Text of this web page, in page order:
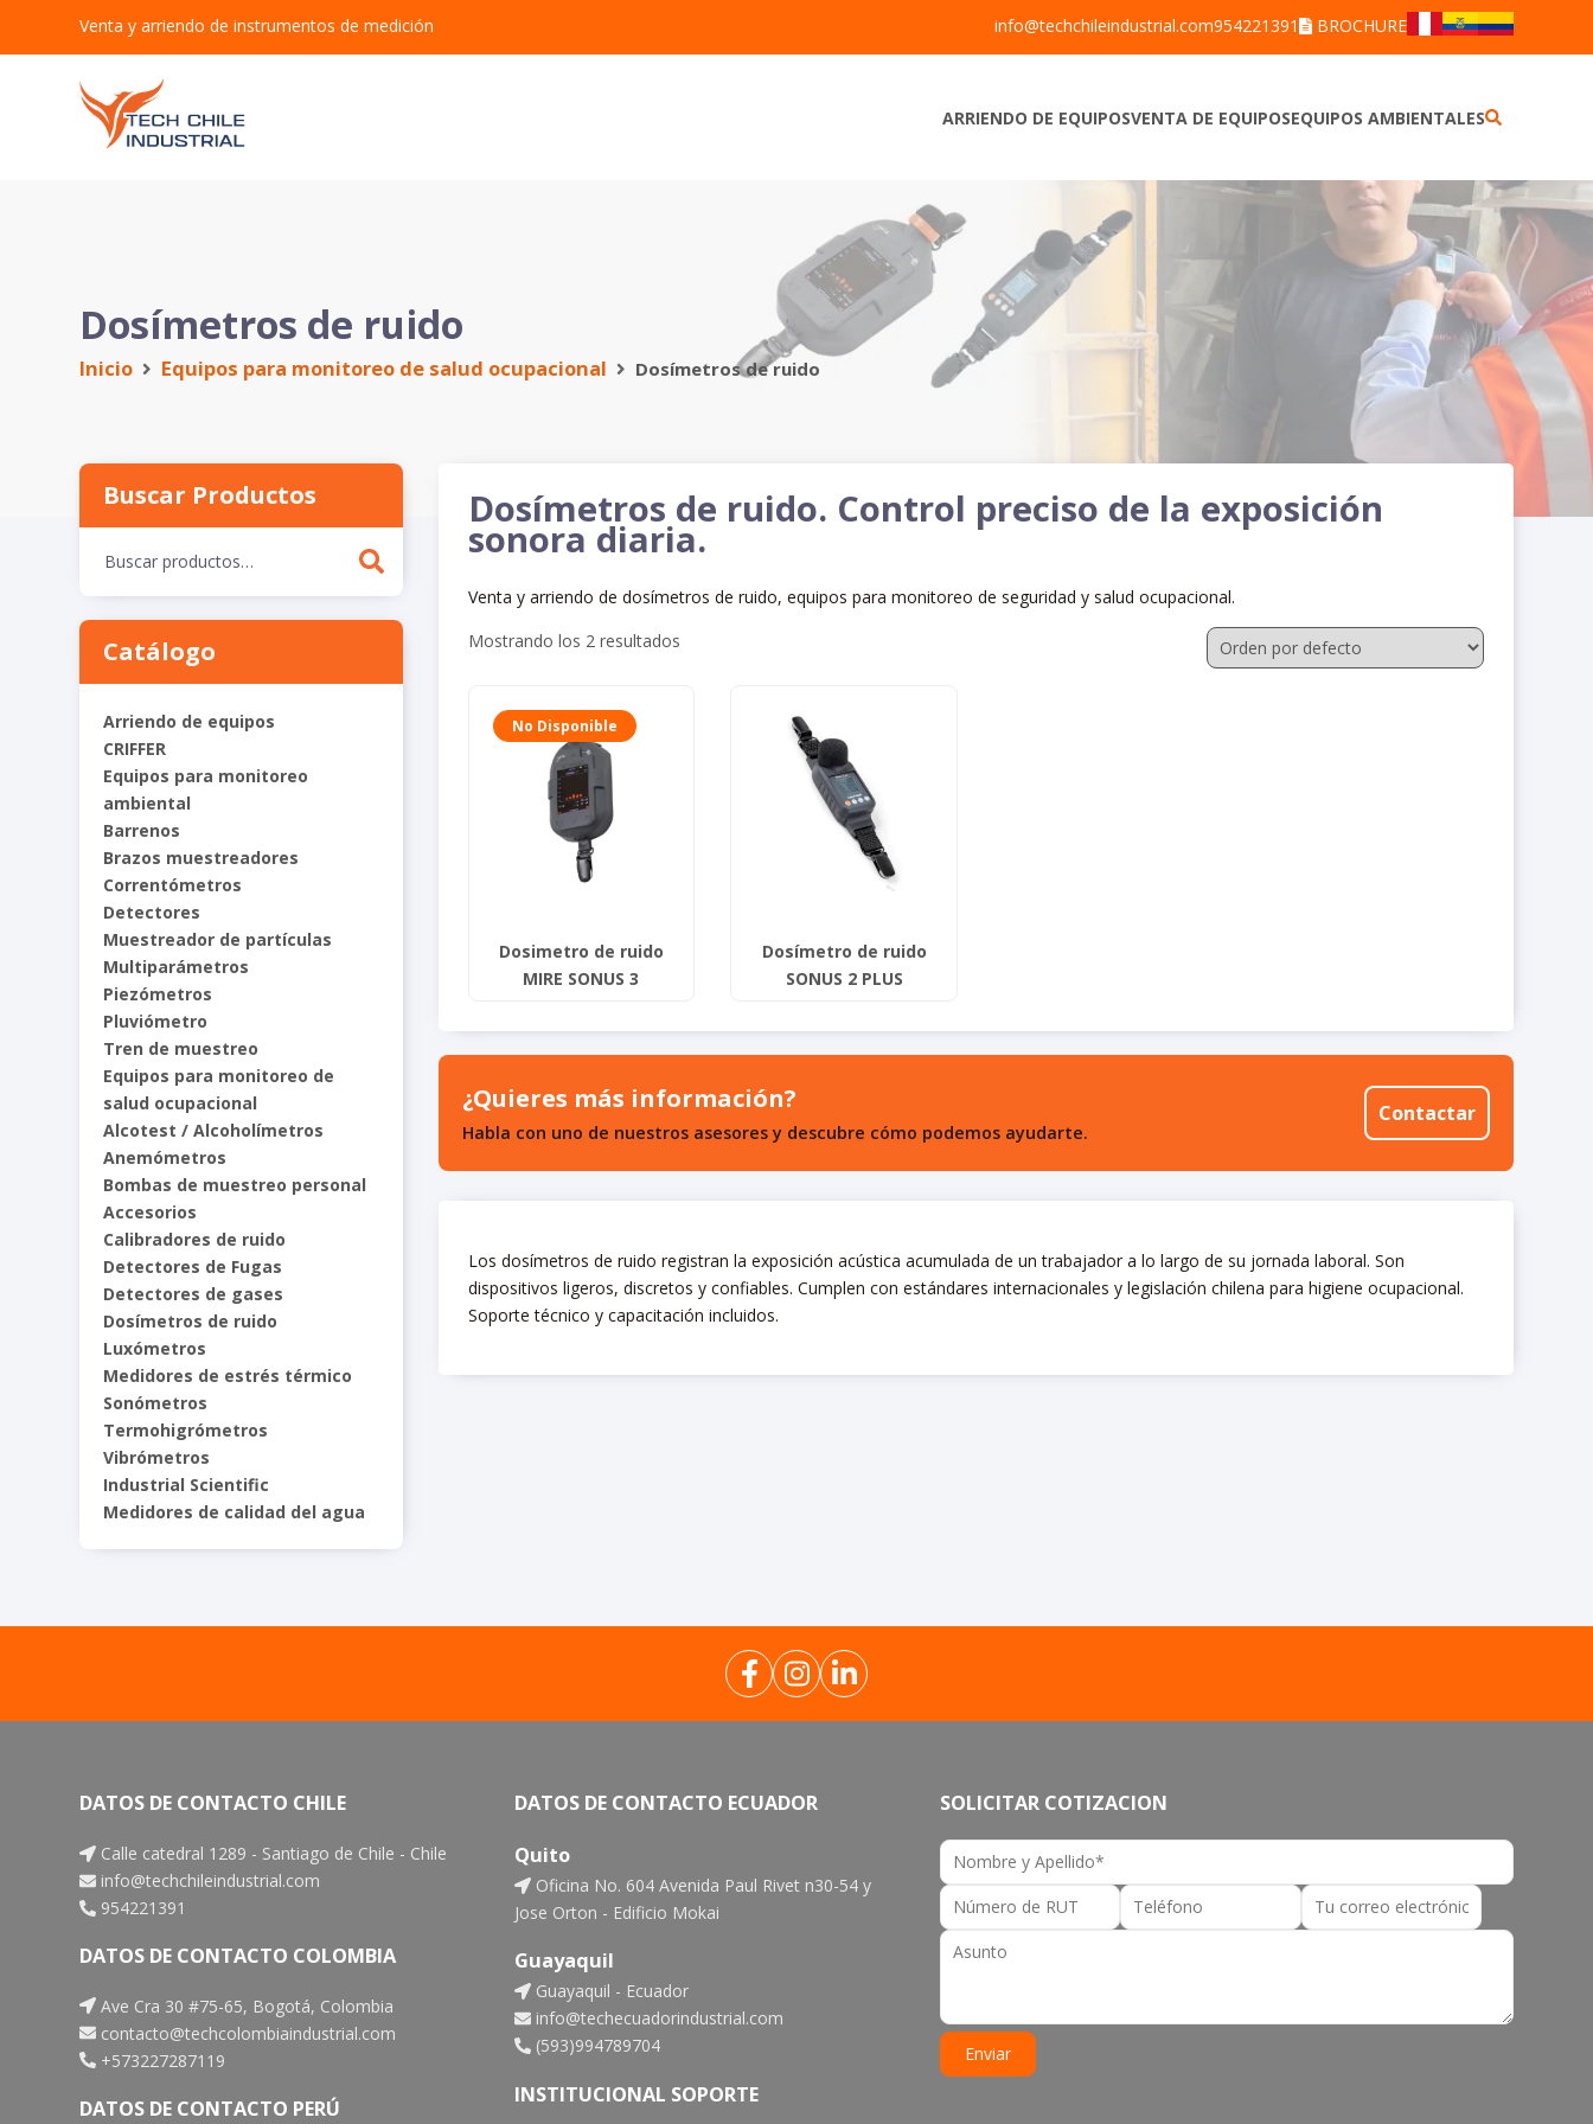
Venta y arriendo de instrumentos de medición info@techchileindustrial.com954221391 BROCHURE
ARRIENDO DE EQUIPOSVENTA DE EQUIPOS
BOMBAS DE MUESTREO PERSONAL
DETECTORES DE GASES
DETECTORES DE FUGAS
DOSÍMETROS DE RUIDO
LUXÓMETROS
MEDIDORES DE ESTRÉS TÉRMICO
EQUIPOS AMBIENTALES
CORRENTÓMETROS
DETECTORES
ESTACIONES METEOROLÓGICAS
MUESTREADOR DE PARTÍCULAS
MULTIPARÁMETROS
PLUVIÓMETRO
TREN DE MUESTREO
MEDIDORES DE CALIDAD DEL
Dosímetros de ruido
Inicio Equipos para monitoreo de salud ocupacional Dosímetros de ruido
Buscar Productos
Catálogo
Arriendo de equipos
CRIFFER
Equipos para monitoreo
ambiental
Barrenos
Brazos muestreadores
Correntómetros
Detectores
Muestreador de partículas
Multiparámetros
Piezómetros
Pluviómetro
Tren de muestreo
Equipos para monitoreo de
salud ocupacional
Alcotest / Alcoholímetros
Anemómetros
Bombas de muestreo personal
Accesorios
Calibradores de ruido
Detectores de Fugas
Detectores de gases
Dosímetros de ruido
Luxómetros
Medidores de estrés térmico
Sonómetros
Termohigrómetros
Vibrómetros
Industrial Scientific
Medidores de calidad del agua
Dosímetros de ruido. Control preciso de la exposición
sonora diaria.
Venta y arriendo de dosímetros de ruido, equipos para monitoreo de seguridad y salud ocupacional.
Mostrando los 2 resultados
No Disponible
Dosimetro de ruido
MIRE SONUS 3
Dosímetro de ruido
SONUS 2 PLUS
¿Quieres más información?
Habla con uno de nuestros asesores y descubre cómo podemos ayudarte.
Contactar
Los dosímetros de ruido registran la exposición acústica acumulada de un trabajador a lo largo de su jornada laboral. Son
dispositivos ligeros, discretos y confiables. Cumplen con estándares internacionales y legislación chilena para higiene ocupacional.
Soporte técnico y capacitación incluidos.
DATOS DE CONTACTO CHILE
Calle catedral 1289 - Santiago de Chile - Chile
info@techchileindustrial.com
954221391
DATOS DE CONTACTO COLOMBIA
Ave Cra 30 #75-65, Bogotá, Colombia
contacto@techcolombiaindustrial.com
+573227287119
DATOS DE CONTACTO PERÚ
DATOS DE CONTACTO ECUADOR
Quito
Oficina No. 604 Avenida Paul Rivet n30-54 y
Jose Orton - Edificio Mokai
Guayaquil
Guayaquil - Ecuador
info@techecuadorindustrial.com
(593)994789704
INSTITUCIONAL SOPORTE
SOLICITAR COTIZACION